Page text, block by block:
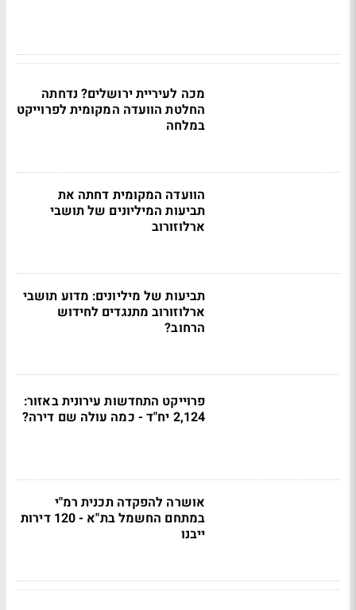
מכה לעיריית ירושלים? נדחתה
החלטת הוועדה המקומית לפרוייקט
במלחה
הוועדה המקומית דחתה את
תביעות המיליונים של תושבי
ארלוזורוב
תביעות של מיליונים: מדוע תושבי
ארלוזורוב מתנגדים לחידוש
הרחוב?
פרוייקט התחדשות עירונית באזור:
2,124 יח"ד - כמה עולה שם דירה?
אושרה להפקדה תכנית רמ"י
במתחם החשמל בת"א - 120 דירות
ייבנו